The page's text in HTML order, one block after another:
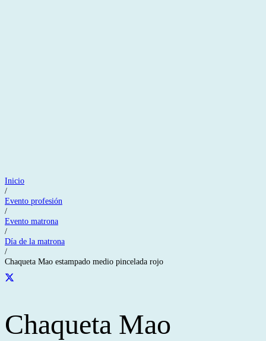
Inicio
/
Evento profesión
/
Evento matrona
/
Día de la matrona
/
Chaqueta Mao estampado medio pincelada rojo
Chaqueta Mao